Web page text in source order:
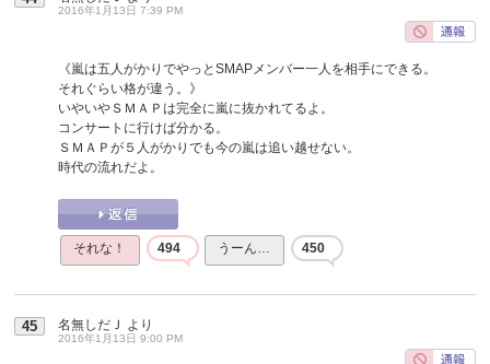
2016年1月13日 7:39 PM
《嵐は五人がかりでやっとSMAPメンバー一人を相手にできる。
それぐらい格が違う。》
いやいやＳＭＡＰは完全に嵐に抜かれてるよ。
コンサートに行けば分かる。
ＳＭＡＰが５人がかりでも今の嵐は追い越せない。
時代の流れだよ。
それな！ 494 うーん… 450
45 名無しだＪ より
2016年1月13日 9:00 PM